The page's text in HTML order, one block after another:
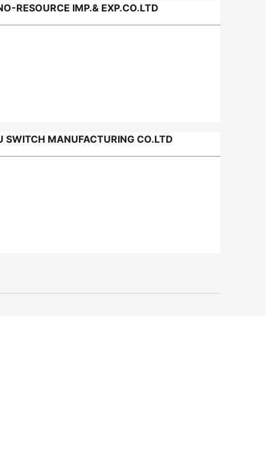
IMP.& EXP.CO.LTD
MANUFACTURING CO.LTD